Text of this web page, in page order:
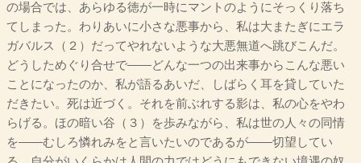
の場合では、あらゆる徳が一時にマントのようにそっくり落ち
てしまった。わりあいに小さな悪事から、私は大またぎにエラ
ガバルス（２）だってやれないような大悪無道へ跳びこんだ。
どうしためぐり合せで――どんな一つの出来事からこんな悪い
ことになったのか、私が語るあいだ、しばらく耳を貸していた
だきたい。死は近づく。それを前ぶれする影は、私の心をやわ
らげる。ほの暗い谷（３）を歩みながら、私は世の人々の同情
を――むしろ憐れみをと言いたいのであるが――切望してい